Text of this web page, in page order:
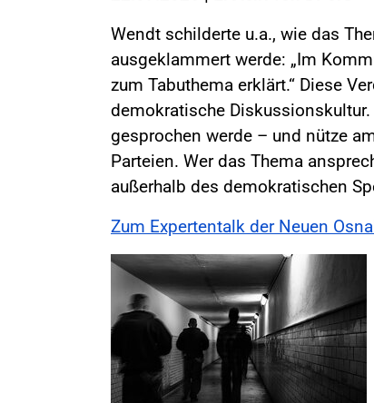
Wendt schilderte u.a., wie das
ausgeklammert werde: „Im
zum Tabuthema erklärt.“ Diese
demokratische
gesprochen werde – und nütze
Parteien. Wer das Thema
außerhalb des demokratischen
Zum Expertentalk der Neuen